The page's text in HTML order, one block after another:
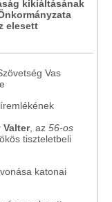
kikiáltásának
elesett
Vas
Valter, az 56-os
tiszteletbeli
katonai